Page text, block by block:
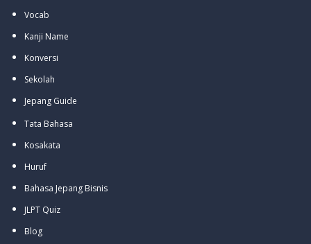
Vocab
Kanji Name
Konversi
Sekolah
Jepang Guide
Tata Bahasa
Kosakata
Huruf
Bahasa Jepang Bisnis
JLPT Quiz
Blog